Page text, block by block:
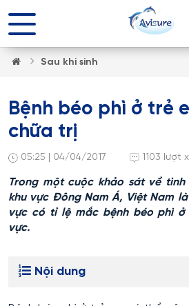
Sau khi sinh
Bệnh béo phì ở trẻ
chữa trị
05:25 | 04/04/2017 1103 lượt
Trong một cuộc khảo sát về
khu vực Đông Nam Á, Việt Nam
vực có tỉ lệ mắc bệnh béo phì
vực.
Nội dung